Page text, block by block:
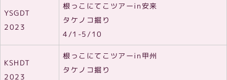
YSGDT
2023
根っこにてこツアーin安来
タケノコ掘り
4/1-5/10
KSHDT
2023
根っこにてこツアーin甲州
タケノコ掘り